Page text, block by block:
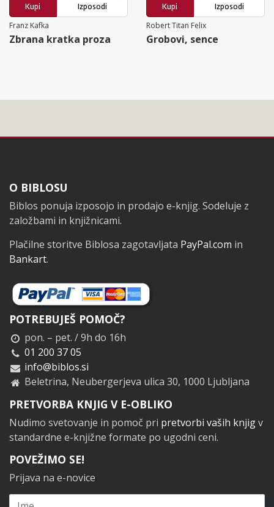
Kupi
Izposodi
Franz Kafka
Zbrana kratka proza
Kupi
Izposodi
Robert Titan Felix
Grobovi, sence
Noga
O BIBLOSU
Biblos ponuja izposojo in prodajo e-knjig. Sodeluje z
založbami in knjižnicami.
Plačilne storitve Biblosa zagotavljata PayPal.com in
Bankart.
POTREBUJEŠ POMOČ?
pon. – pet. / 9h do 16h
01 200 37 05
info@biblos.si
Beletrina, Neubergerjeva ulica 30, 1000 Ljubljana
PRETVORBA KNJIG V E-OBLIKO
Nudimo svetovanje in pomoč pri pretvorbi vaših knjigv
standardne e-knjižne formate po ugodni ceni.
POVEŽIMO SE!
Prijava na e-novice